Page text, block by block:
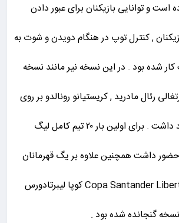
است و توانایی بازیکنان برای عبور دادن
, کنترل توپ در هنگام دویدن و شوت به
شده بود . در این نسخه نیر مانند نسخه
رئال مادرید , کریستیانو رونالدو بر روی
طرح جلد بازی وجود داشت . برای اولین بار ۲۰ تیم کامل لیگ
داشت همچنین علاوه بر یگ قهرمانان
اروپا , جام Copa Santander Libertadores کوپا لیبرتادورس
نسخه گنجانده شده بود .